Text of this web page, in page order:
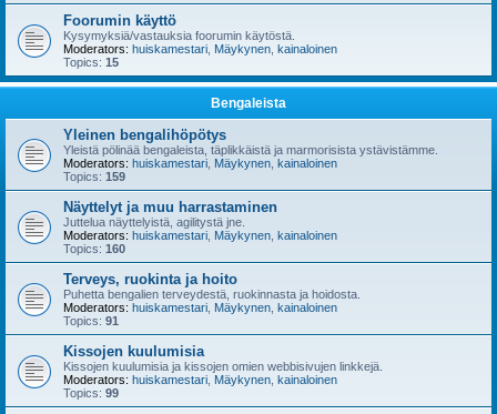
Foorumin käyttö
Kysymyksiä/vastauksia foorumin käytöstä.
Moderators: huiskamestari Mäykynen kainaloinen
Topics: 15
Bengaleista
Yleinen bengalihöpötys
Yleistä pölinää bengaleista, täplikkäistä ja marmorisista ystävistämme.
Moderators: huiskamestari Mäykynen kainaloinen
Topics: 159
Näyttelyt ja muu harrastaminen
Juttelua näyttelyistä, agilitystä jne.
Moderators: huiskamestari Mäykynen kainaloinen
Topics: 160
Terveys, ruokinta ja hoito
Puhetta bengalien terveydestä, ruokinnasta ja hoidosta.
Moderators: huiskamestari Mäykynen kainaloinen
Topics: 91
Kissojen kuulumisia
Kissojen kuulumisia ja kissojen omien webbisivujen linkkejä.
Moderators: huiskamestari Mäykynen kainaloinen
Topics: 99